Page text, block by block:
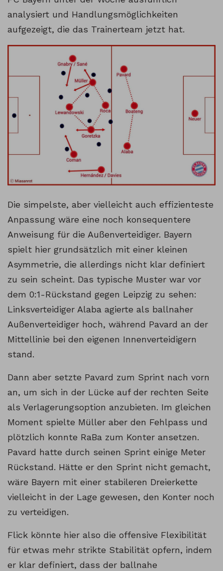
analysiert und Handlungsmöglichkeiten
aufgezeigt, die das Trainerteam jetzt hat.
Die simpelste, aber vielleicht auch effizienteste
Anpassung wäre eine noch konsequentere
Anweisung für die Außenverteidiger. Bayern
spielt hier grundsätzlich mit einer kleinen
Asymmetrie, die allerdings nicht klar definiert
zu sein scheint. Das typische Muster war vor
dem 0:1-Rückstand gegen Leipzig zu sehen:
Linksverteidiger Alaba agierte als ballnaher
Außenverteidiger hoch, während Pavard an der
Mittellinie bei den eigenen Innenverteidigern
stand.
Dann aber setzte Pavard zum Sprint nach vorn
an, um sich in der Lücke auf der rechten Seite
als Verlagerungsoption anzubieten. Im gleichen
Moment spielte Müller aber den Fehlpass und
plötzlich konnte RaBa zum Konter ansetzen.
Pavard hatte durch seinen Sprint einige Meter
Rückstand. Hätte er den Sprint nicht gemacht,
wäre Bayern mit einer stabileren Dreierkette
vielleicht in der Lage gewesen, den Konter noch
zu verteidigen.
Flick könnte hier also die offensive Flexibilität
für etwas mehr strikte Stabilität opfern, indem
er klar definiert, dass der ballnahe